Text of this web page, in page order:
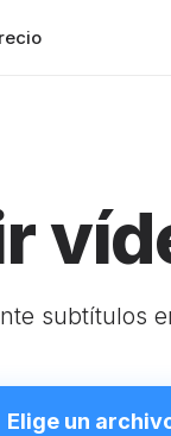
subtítulos
Elige un